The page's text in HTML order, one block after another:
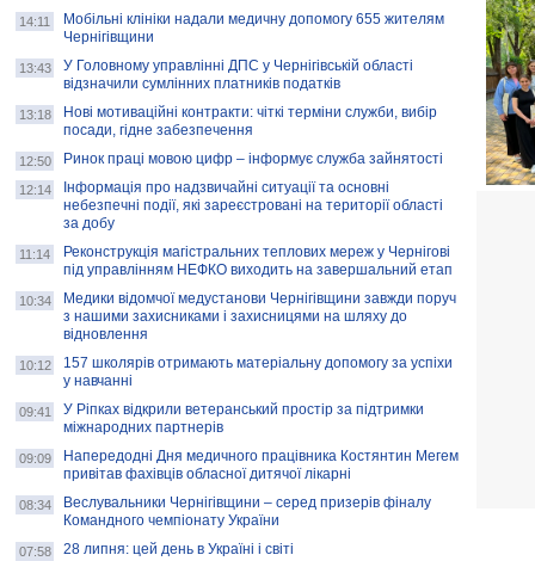
14:11
Мобільні клініки надали медичну допомогу 655 жителям
Чернігівщини
13:43
У Головному управлінні ДПС у Чернігівській області
відзначили сумлінних платників податків
13:18
Нові мотиваційні контракти: чіткі терміни служби, вибір
посади, гідне забезпечення
12:50 Ринок праці мовою цифр – інформує служба зайнятості
12:14
Інформація про надзвичайні ситуації та основні
небезпечні події, які зареєстровані на території області
за добу
11:14
Реконструкція магістральних теплових мереж у Чернігові
під управлінням НЕФКО виходить на завершальний етап
10:34
Медики відомчої медустанови Чернігівщини завжди поруч
з нашими захисниками і захисницями на шляху до
відновлення
10:12
157 школярів отримають матеріальну допомогу за успіхи
у навчанні
09:41
У Ріпках відкрили ветеранський простір за підтримки
міжнародних партнерів
09:09
Напередодні Дня медичного працівника Костянтин Мегем
привітав фахівців обласної дитячої лікарні
08:34
Веслувальники Чернігівщини – серед призерів фіналу
Командного чемпіонату України
07:58 28 липня: цей день в Україні і світі